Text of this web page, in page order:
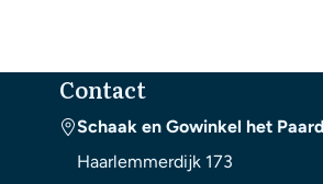
Contact
Schaak en Gowinkel het Paard
Haarlemmerdijk 173